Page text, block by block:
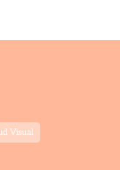
Visual